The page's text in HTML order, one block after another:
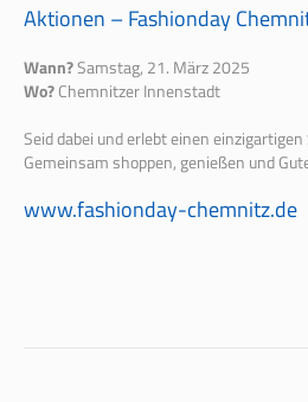
Aktionen – Fashionday
Wann?Samstag, 21. März 2025
Wo?Chemnitzer Innenstadt
Seid dabei und erlebt einen
Gemeinsam shoppen, genießen und
www.fashionday-chemnitz.de